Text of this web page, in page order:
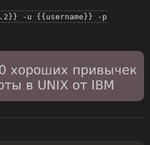
-u {{username}} -p